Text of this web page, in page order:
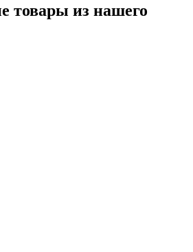
товары из нашего